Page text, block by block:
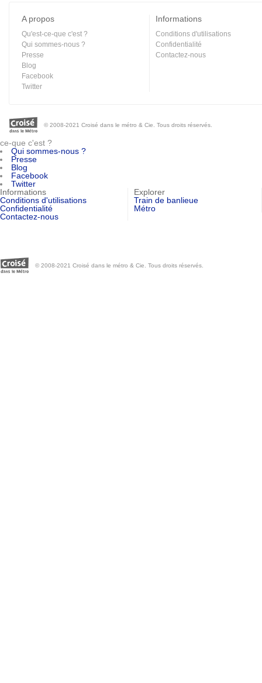
A propos
Qu'est-ce-que c'est ?
Qui sommes-nous ?
Presse
Blog
Facebook
Twitter
Informations
Conditions d'utilisations
Confidentialité
Contactez-nous
© 2008-2021 Croisé dans le métro & Cie. Tous droits réservés.
ce-que c'est ?
Qui sommes-nous ?
Presse
Blog
Facebook
Twitter
Informations
Conditions d'utilisations
Confidentialité
Contactez-nous
Explorer
Train de banlieue
Métro
© 2008-2021 Croisé dans le métro & Cie. Tous droits réservés.